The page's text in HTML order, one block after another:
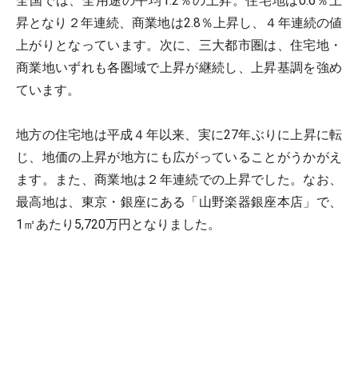
昇となり２年連続、商業地は2.8％上昇し、４年連続の値
上がりとなっています。次に、三大都市圏は、住宅地・
商業地いずれも各圏域で上昇が継続し、上昇基調を強め
ています。
地方の住宅地は平成４年以来、実に27年ぶりに上昇に転
じ、地価の上昇が地方にも広がっていることがうかがえ
ます。また、商業地は２年連続での上昇でした。なお、
最高地は、東京・銀座にある「山野楽器銀座本店」で、
1㎡あたり5,720万円となりました。